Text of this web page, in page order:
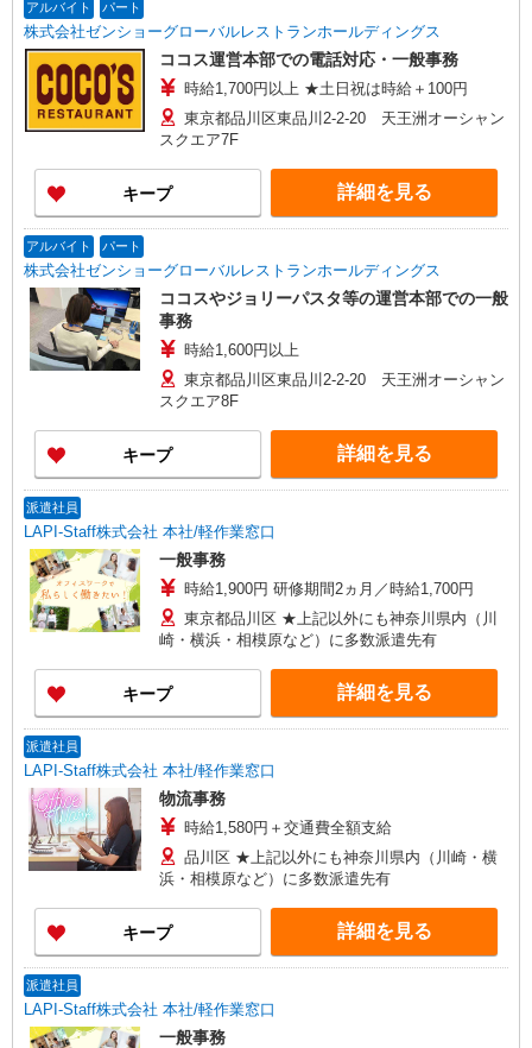
アルバイト パート
株式会社ゼンショーグローバルレストランホールディングス
ココス運営本部での電話対応・一般事務
時給1,700円以上 ★土日祝は時給＋100円
東京都品川区東品川2-2-20 天王洲オーシャン
スクエア7F
キープ 詳細を見る
アルバイト パート
株式会社ゼンショーグローバルレストランホールディングス
ココスやジョリーパスタ等の運営本部での一般
事務
時給1,600円以上
東京都品川区東品川2-2-20 天王洲オーシャン
スクエア8F
キープ 詳細を見る
派遣社員
LAPI-Staff株式会社 本社/軽作業窓口
一般事務
時給1,900円 研修期間2ヵ月／時給1,700円
東京都品川区 ★上記以外にも神奈川県内（川
崎・横浜・相模原など）に多数派遣先有
キープ 詳細を見る
派遣社員
LAPI-Staff株式会社 本社/軽作業窓口
物流事務
時給1,580円＋交通費全額支給
品川区 ★上記以外にも神奈川県内（川崎・横
浜・相模原など）に多数派遣先有
キープ 詳細を見る
派遣社員
LAPI-Staff株式会社 本社/軽作業窓口
一般事務